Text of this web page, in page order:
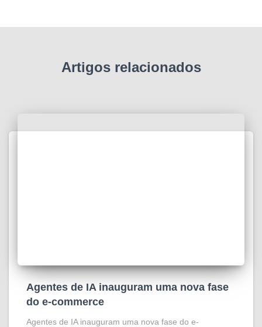
Artigos relacionados
Agentes de IA inauguram uma nova fase
do e-commerce
Agentes de IA inauguram uma nova fase do e-